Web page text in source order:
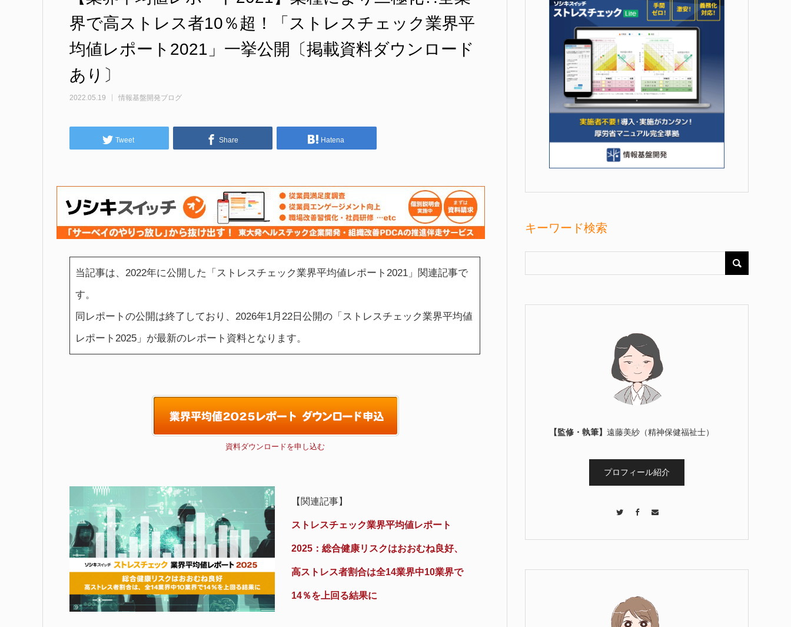
界で高ストレス者10％超！「ストレスチェック業界平
均値レポート2021」一挙公開〔掲載資料ダウンロード
あり〕
2022.05.19 情報基盤開発ブログ
Tweet Share Hatena
当記事は、2022年に公開した「ストレスチェック業界平均値レポート2021」関連記事で
す。
同レポートの公開は終了しており、2026年1月22日公開の「ストレスチェック業界平均値
レポート2025」が最新のレポート資料となります。
資料ダウンロードを申し込む
【関連記事】
ストレスチェック業界平均値レポート
2025：総合健康リスクはおおむね良好、
高ストレス者割合は全14業界中10業界で
14％を上回る結果に
キーワード検索
【監修・執筆】 遠藤美紗（精神保健福祉士）
プロフィール紹介